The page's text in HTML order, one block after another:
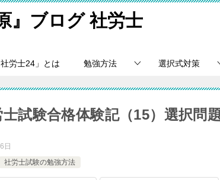
』ブログ 社労士
社労士24」とは 勉強方法 選択式対策
試験合格体験記（15）選択問
日
社労士試験の勉強方法